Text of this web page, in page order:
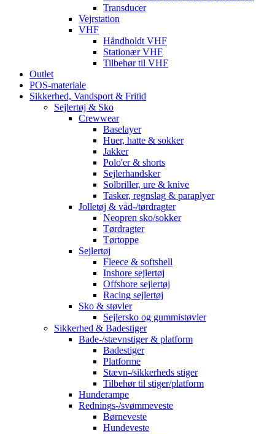
Transducer
Vejrstation
VHF
Håndholdt VHF
Stationær VHF
Tilbehør til VHF
Outlet
POS-materiale
Sikkerhed, Vandsport & Fritid
Sejlertøj & Sko
Crewwear
Baselayer
Huer, hatte & sokker
Jakker
Polo'er & shorts
Sejlerhandsker
Solbriller, ure & knive
Tasker, regnslag & paraplyer
Jolletøj & våd-/tørdragter
Neopren sko/sokker
Tørdragter
Tørtoppe
Sejlertøj
Fleece & softshell
Inshore sejlertøj
Offshore sejlertøj
Racing sejlertøj
Sko & støvler
Sejlersko og gummistøvler
Sikkerhed & Badestiger
Bade-/stævnstiger & platform
Badestiger
Platforme
Stævn-/sikkerheds stiger
Tilbehør til stiger/platform
Hunderampe
Rednings-/svømmeveste
Børneveste
Hundeveste